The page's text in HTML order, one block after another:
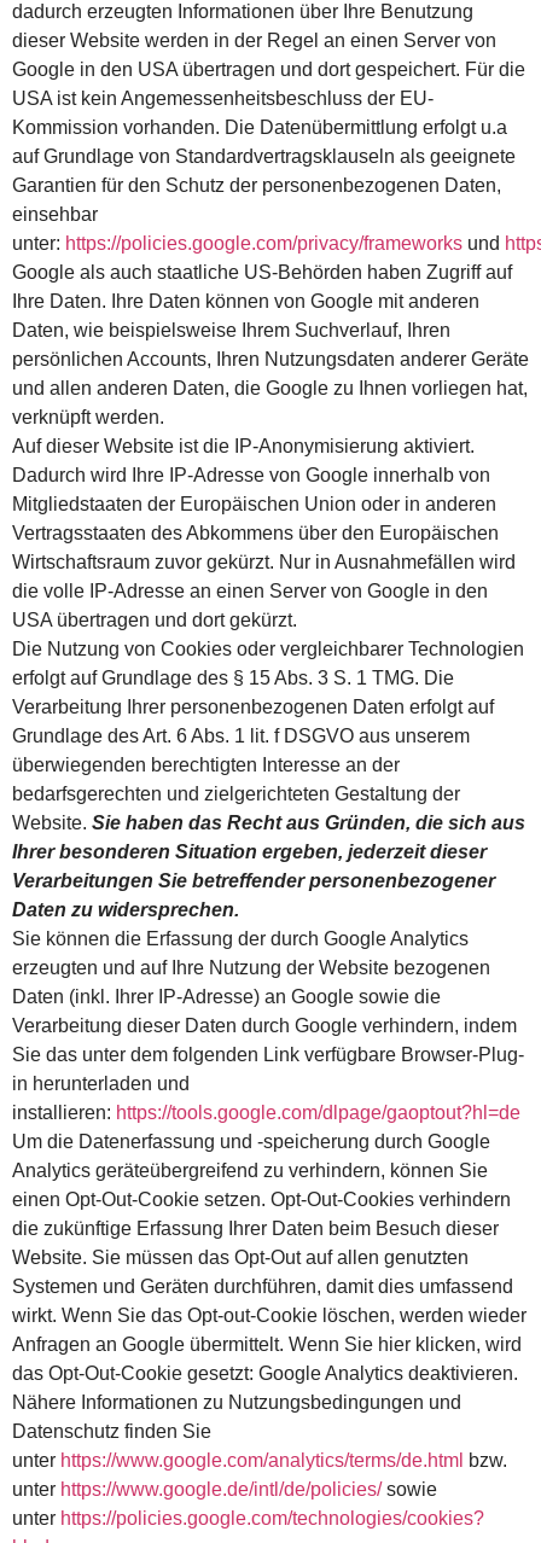
dadurch erzeugten Informationen über Ihre Benutzung
dieser Website werden in der Regel an einen Server von
Google in den USA übertragen und dort gespeichert. Für die
USA ist kein Angemessenheitsbeschluss der EU-
Kommission vorhanden. Die Datenübermittlung erfolgt u.a
auf Grundlage von Standardvertragsklauseln als geeignete
Garantien für den Schutz der personenbezogenen Daten,
einsehbar
unter: https://policies.google.com/privacy/frameworks und
Google als auch staatliche US-Behörden haben Zugriff auf
Ihre Daten. Ihre Daten können von Google mit anderen
Daten, wie beispielsweise Ihrem Suchverlauf, Ihren
persönlichen Accounts, Ihren Nutzungsdaten anderer Geräte
und allen anderen Daten, die Google zu Ihnen vorliegen hat,
verknüpft werden.
Auf dieser Website ist die IP-Anonymisierung aktiviert.
Dadurch wird Ihre IP-Adresse von Google innerhalb von
Mitgliedstaaten der Europäischen Union oder in anderen
Vertragsstaaten des Abkommens über den Europäischen
Wirtschaftsraum zuvor gekürzt. Nur in Ausnahmefällen wird
die volle IP-Adresse an einen Server von Google in den
USA übertragen und dort gekürzt.
Die Nutzung von Cookies oder vergleichbarer Technologien
erfolgt auf Grundlage des § 15 Abs. 3 S. 1 TMG. Die
Verarbeitung Ihrer personenbezogenen Daten erfolgt auf
Grundlage des Art. 6 Abs. 1 lit. f DSGVO aus unserem
überwiegenden berechtigten Interesse an der
bedarfsgerechten und zielgerichteten Gestaltung der
Website. Sie haben das Recht aus Gründen, die sich aus
Ihrer besonderen Situation ergeben, jederzeit dieser
Verarbeitungen Sie betreffender personenbezogener
Daten zu widersprechen.
Sie können die Erfassung der durch Google Analytics
erzeugten und auf Ihre Nutzung der Website bezogenen
Daten (inkl. Ihrer IP-Adresse) an Google sowie die
Verarbeitung dieser Daten durch Google verhindern, indem
Sie das unter dem folgenden Link verfügbare Browser-Plug-
in herunterladen und
installieren: https://tools.google.com/dlpage/gaoptout?hl=de
Um die Datenerfassung und -speicherung durch Google
Analytics geräteübergreifend zu verhindern, können Sie
einen Opt-Out-Cookie setzen. Opt-Out-Cookies verhindern
die zukünftige Erfassung Ihrer Daten beim Besuch dieser
Website. Sie müssen das Opt-Out auf allen genutzten
Systemen und Geräten durchführen, damit dies umfassend
wirkt. Wenn Sie das Opt-out-Cookie löschen, werden wieder
Anfragen an Google übermittelt. Wenn Sie hier klicken, wird
das Opt-Out-Cookie gesetzt: Google Analytics deaktivieren.
Nähere Informationen zu Nutzungsbedingungen und
Datenschutz finden Sie
unter https://www.google.com/analytics/terms/de.html bzw.
unter https://www.google.de/intl/de/policies/sowie
unter https://policies.google.com/technologies/cookies?